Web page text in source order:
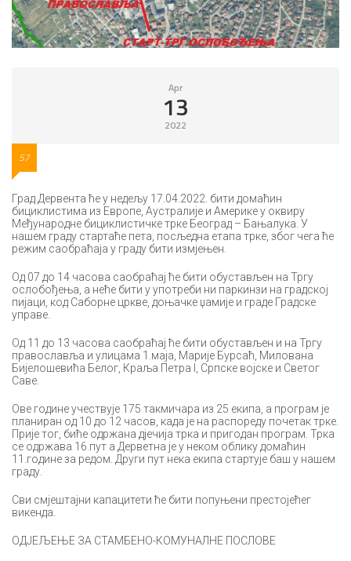
Apr
13
2022
57
Град Дервента ће у недељу 17.04.2022. бити домаћин
бициклистима из Европе, Аустралије и Америке у оквиру
Међународне бициклистичке трке Београд – Бањалука. У
нашем граду стартаће пета, посљедна етапа трке, због чега ће
режим саобраћаја у граду бити измјењен.
Од 07 до 14 часова саобраћај ће бити обустављен на Тргу
ослобођења, а неће бити у употреби ни паркинзи на градској
пијаци, код Саборне цркве, доњачке џамије и граде Градске
управе.
Од 11 до 13 часова саобраћај ће бити обустављен и на Тргу
православља и улицама 1.маја, Марије Бурсаћ, Милована
Бијелошевића Белог, Краља Петра I, Српске војске и Светог
Саве.
Ове године учествује 175 такмичара из 25 екипа, а програм је
планиран од 10 до 12 часов, када је на распореду почетак трке.
Прије тог, биће одржана дјечија трка и пригодан програм. Трка
се одржава 16.пут а Дерветна је у неком облику домаћин
11.године за редом. Други пут нека екипа стартује баш у нашем
граду.
Сви смјештајни капацитети ће бити попуњени престојећег
викенда.
ОДЈЕЉЕЊЕ ЗА СТАМБЕНО-КОМУНАЛНЕ ПОСЛОВЕ